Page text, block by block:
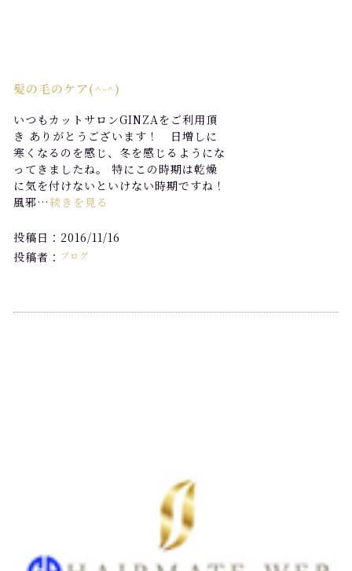
髪の毛のケア(^-^)
いつもカットサロンGINZAをご利用頂
き ありがとうございます！ 日増しに
寒くなるのを感じ、冬を感じるようにな
ってきましたね。 特にこの時期は乾燥
に気を付けないといけない時期ですね！
風邪… 続きを見る
投稿日：2016/11/16
投稿者： ブログ